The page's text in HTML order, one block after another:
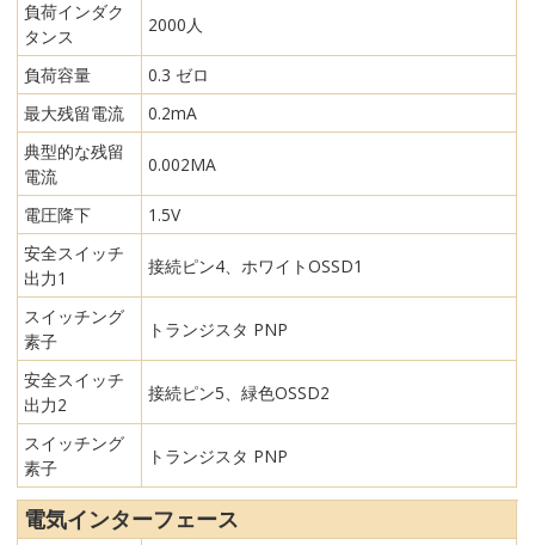
負荷インダク
タンス
2000人
負荷容量
0.3 ゼロ
最大残留電流
0.2mA
典型的な残留
電流
0.002MA
電圧降下
1.5V
安全スイッチ
出力1
接続ピン4、ホワイトOSSD1
スイッチング
素子
トランジスタ PNP
安全スイッチ
出力2
接続ピン5、緑色OSSD2
スイッチング
素子
トランジスタ PNP
電気インターフェース